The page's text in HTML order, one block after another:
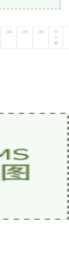
118 119 120
下
一
页